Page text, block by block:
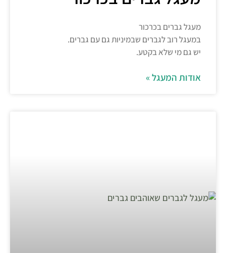
מעגל גברים בכרכור
במעגל רוב לגברים שבמיניות גם עם גברים.
יש גם מי שלא בקטע.
אודות המעגל »